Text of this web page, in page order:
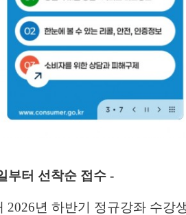
부터 선착순 접수 -
2026년 하반기 정규강좌 수강